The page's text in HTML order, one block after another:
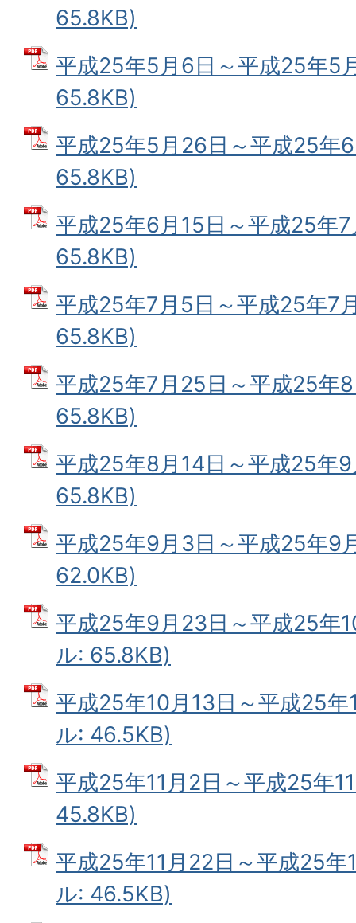
65.8KB)
平成25年5月6日～平成25年5
65.8KB)
平成25年5月26日～平成25年
65.8KB)
平成25年6月15日～平成25年
65.8KB)
平成25年7月5日～平成25年7
65.8KB)
平成25年7月25日～平成25年
65.8KB)
平成25年8月14日～平成25年
65.8KB)
平成25年9月3日～平成25年9
62.0KB)
平成25年9月23日～平成25年
ル: 65.8KB)
平成25年10月13日～平成25年
ル: 46.5KB)
平成25年11月2日～平成25年
45.8KB)
平成25年11月22日～平成25年
ル: 46.5KB)